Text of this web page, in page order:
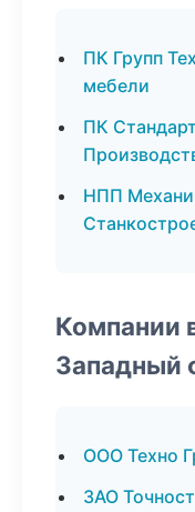
ПК Групп
мебели
ПК
НПП
Компании
Западный
ООО Техно
ЗАО